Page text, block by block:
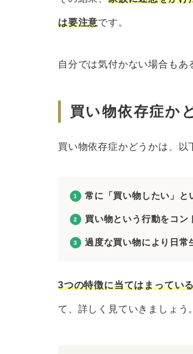
は要注意です。
自分では気付かない場合もあ
買い物依存症か
買い物依存症かどうかは、以
常に「買い物したい」と
買い物という行動をコン
過度な買い物により日常
3つの特徴に当てはまってい
て、詳しく見ていきましょう。